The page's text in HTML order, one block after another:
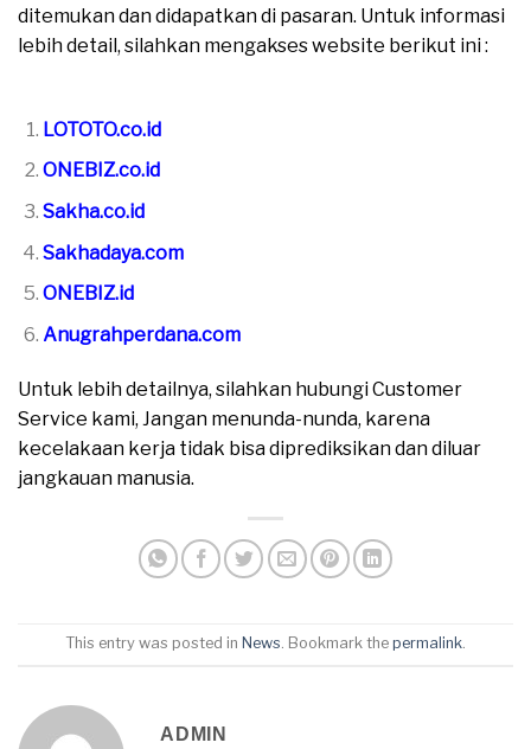
ditemukan dan didapatkan di pasaran. Untuk informasi
lebih detail, silahkan mengakses website berikut ini :
LOTOTO.co.id
ONEBIZ.co.id
Sakha.co.id
Sakhadaya.com
ONEBIZ.id
Anugrahperdana.com
Untuk lebih detailnya, silahkan hubungi Customer
Service kami, Jangan menunda-nunda, karena
kecelakaan kerja tidak bisa diprediksikan dan diluar
jangkauan manusia.
This entry was posted in News . Bookmark the permalink
ADMIN